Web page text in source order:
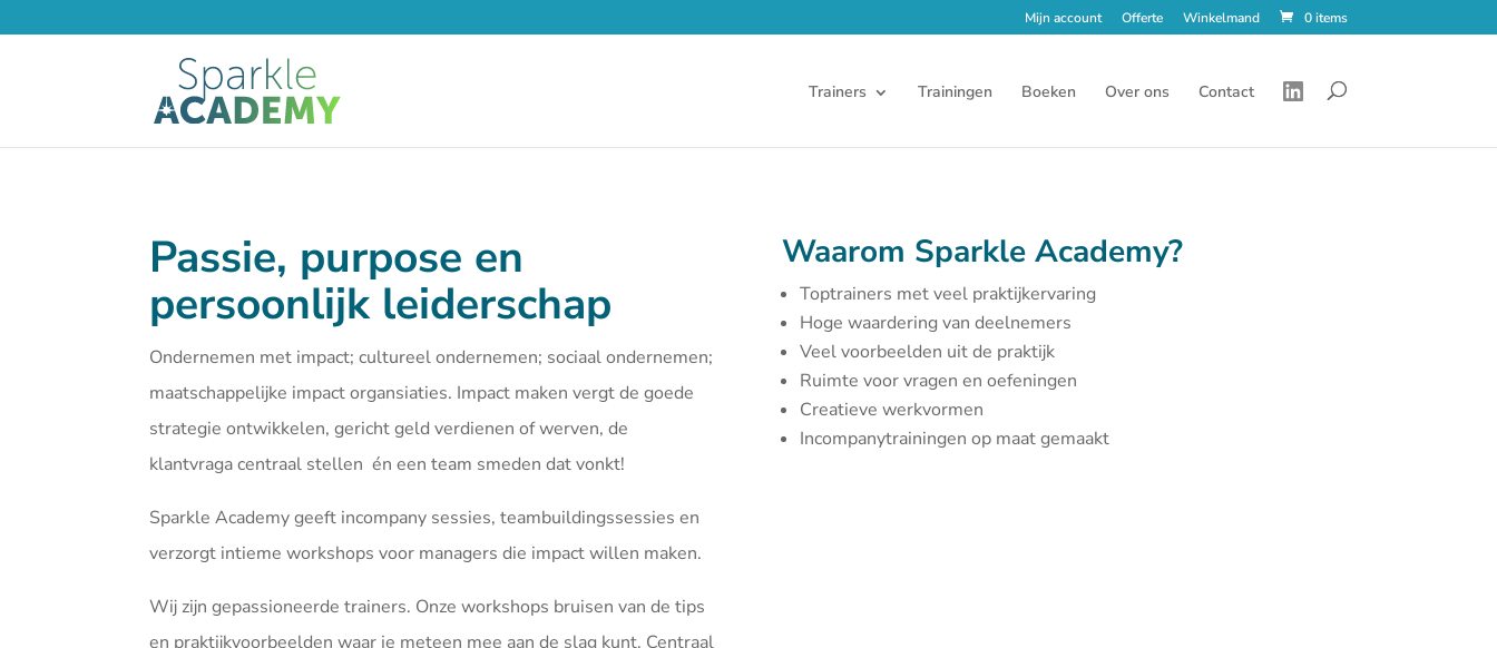
Mijn account Offerte Winkelmand 0 items
Trainers Trainingen Boeken Over ons Contact
Passie, purpose en
persoonlijk leiderschap
Ondernemen met impact; cultureel ondernemen; sociaal ondernemen;
maatschappelijke impact organsiaties. Impact maken vergt de goede
strategie ontwikkelen, gericht geld verdienen of werven, de
klantvraga centraal stellen én een team smeden dat vonkt!
Sparkle Academy geeft incompany sessies, teambuildingssessies en
verzorgt intieme workshops voor managers die impact willen maken.
Wij zijn gepassioneerde trainers. Onze workshops bruisen van de tips
en praktijkvoorbeelden waar je meteen mee aan de slag kunt. Centraal
Waarom Sparkle Academy?
Toptrainers met veel praktijkervaring
Hoge waardering van deelnemers
Veel voorbeelden uit de praktijk
Ruimte voor vragen en oefeningen
Creatieve werkvormen
Incompanytrainingen op maat gemaakt